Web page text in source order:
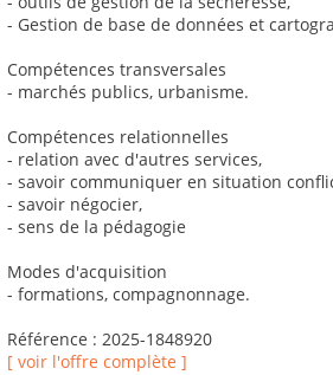
- Gestion de base de données et
Compétences transversales
- marchés publics, urbanisme.
Compétences relationnelles
- relation avec d'autres services,
- savoir communiquer en situation
- savoir négocier,
- sens de la pédagogie
Modes d'acquisition
- formations, compagnonnage.
Référence : 2025-1848920
[ voir l'offre complète ]